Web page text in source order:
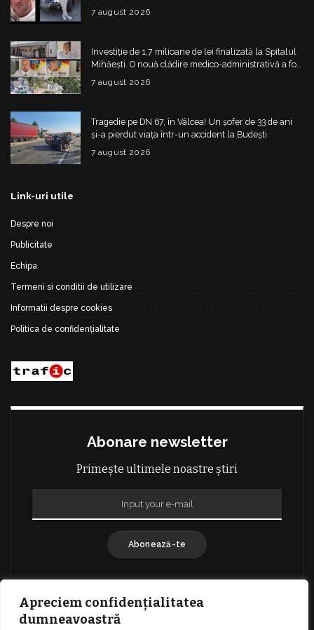
Apreciem confidențialitatea
dumneavoastră
7 august 2026
Investiție de 1,7 milioane de lei finalizată la Spitalul
Mihăești. O nouă clădire medico-administrativă a fost
construită
7 august 2026
Tragedie pe DN 67, în Vâlcea! Un șofer de 33 de ani
și-a pierdut viața într-un accident la Budești
7 august 2026
Link-uri utile
Despre noi
Publicitate
Echipa
Termeni si conditii de utilizare
Informatii despre cookies
Politica de confidențialitate
Abonare newsletter
Primește ultimele noastre știri
Abonează-te